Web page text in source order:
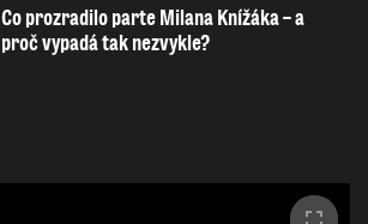
Co prozradilo parte Milana Knížáka – a
proč vypadá tak nezvykle?